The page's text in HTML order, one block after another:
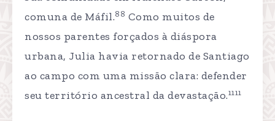
comuna de Máfil.88 Como muitos de
nossos parentes forçados à diáspora
urbana, Julia havia retornado de Santiago
ao campo com uma missão clara: defender
seu território ancestral da devastação.1111